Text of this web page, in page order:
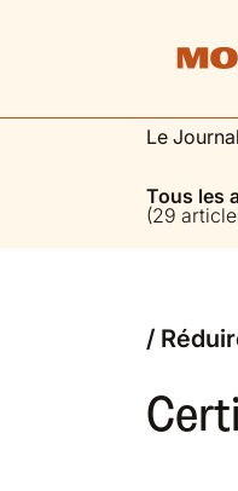
Le Journal
Tous les
(29
/